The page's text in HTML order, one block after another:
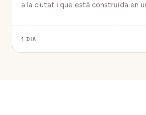
a la ciutat i que està construïda en
1 DIA